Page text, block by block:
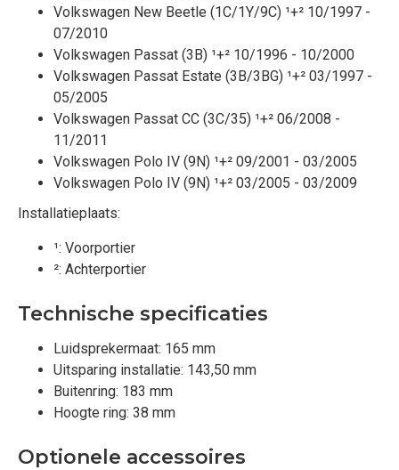
Volkswagen New Beetle (1C/1Y/9C) ¹+² 10/1997 -
07/2010
Volkswagen Passat (3B) ¹+² 10/1996 - 10/2000
Volkswagen Passat Estate (3B/3BG) ¹+² 03/1997 -
05/2005
Volkswagen Passat CC (3C/35) ¹+² 06/2008 -
11/2011
Volkswagen Polo IV (9N) ¹+² 09/2001 - 03/2005
Volkswagen Polo IV (9N) ¹+² 03/2005 - 03/2009
Installatieplaats:
¹: Voorportier
²: Achterportier
Technische specificaties
Luidsprekermaat: 165 mm
Uitsparing installatie: 143,50 mm
Buitenring: 183 mm
Hoogte ring: 38 mm
Optionele accessoires